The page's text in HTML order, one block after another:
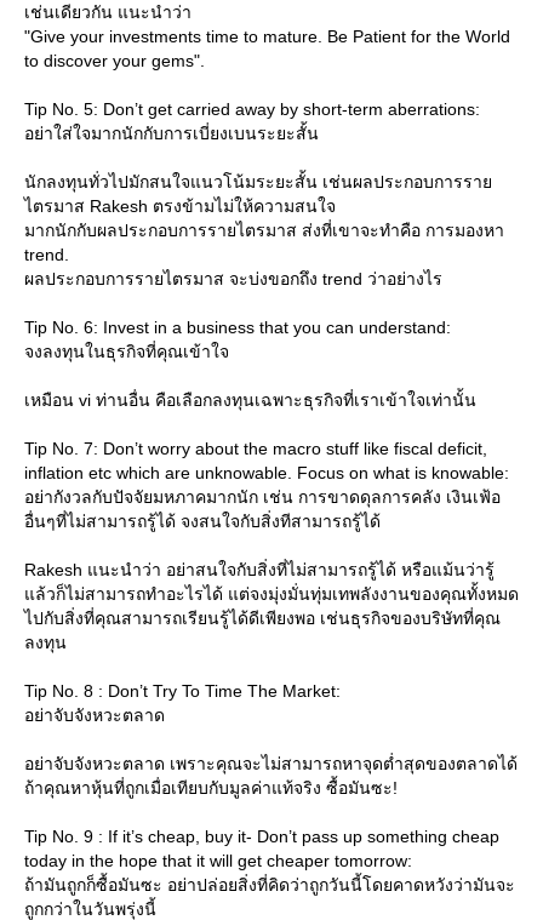
เช่นเดียวกัน แนะนำว่า
"Give your investments time to mature. Be Patient for the World
to discover your gems".
Tip No. 5: Don’t get carried away by short-term aberrations:
อย่าใส่ใจมากนักกับการเบี่ยงเบนระยะสั้น
นักลงทุนทั่วไปมักสนใจแนวโน้มระยะสั้น เช่นผลประกอบการรา
ไตรมาส Rakesh ตรงข้ามไม่ให้ความสนใจ
มากนักกับผลประกอบการรายไตรมาส ส่งที่เขาจะทำคือ การมองหา
trend.
ผลประกอบการรายไตรมาส จะบ่งขอกถึง trend ว่าอย่างไร
Tip No. 6: Invest in a business that you can understand:
จงลงทุนในธุรกิจที่คุณเข้าใจ
เหมือน vi ท่านอื่น คือเลือกลงทุนเฉพาะธุรกิจที่เราเข้าใจเท่านั้น
Tip No. 7: Don’t worry about the macro stuff like fiscal deficit,
inflation etc which are unknowable. Focus on what is knowable:
อย่ากังวลกับปัจจัยมหภาคมากนัก เช่น การขาดดุลการคลัง เงินเฟ้อ
อื่นๆที่ไม่สามารถรู้ได้ จงสนใจกับสิ่งทีสามารถรู้ได้
Rakesh แนะนำว่า อย่าสนใจกับสิ่งที่ไม่สามารถรู้ได้ หรือแม้นว่ารู้
ล้วก็ไม่สามารถทำอะไรได้ แต่จงมุ่งมั่นทุ่มเทพลังงานของคุณทั้งหมด
ไปกับสิ่งที่คุณสามารถเรียนรู้ได้ดีเพียงพอ เช่นธุรกิจของบริษัทที่คุณ
ลงทุน
Tip No. 8 : Don’t Try To Time The Market:
อย่าจับจังหวะตลาด
อย่าจับจังหวะตลาด เพราะคุณจะไม่สามารถหาจุดต่ำสุดของตลาดได้
ถ้าคุณหาหุ้นที่ถูกเมื่อเทียบกับมูลค่าแท้จริง ซื้อมันซะ!
Tip No. 9 : If it’s cheap, buy it- Don’t pass up something cheap
today in the hope that it will get cheaper tomorrow:
ถ้ามันถูกก็ซื้อมันซะ อย่าปล่อยสิ่งที่คิดว่าถูกวันนี้โดยคาดหวังว่ามันจะ
ถูกกว่าในวันพรุ่งนี้